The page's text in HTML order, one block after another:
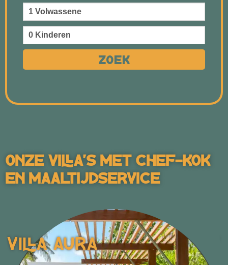
Zoek
Onze Villa's Met Chef-Kok
En Maaltijdservice
Villa Aura